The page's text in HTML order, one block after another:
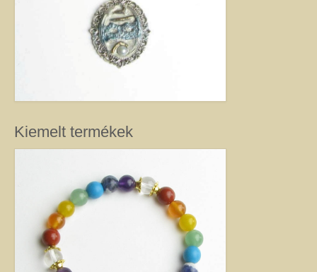
meg Önnek.) Ha szeretne valóban egyedi ékszert magának, akkor ebben a
kategóriában megtalálja azt, amely kiemeli egyénisége szépségét. Ha
ajándék ötletek miatt kereste fel ezt az oldalt, akkor jó helyen jár. Az egyedi,
kézimunkával készült alkotás mindig értéket képvisel. Remek ajándék
világában, mivel ezek is az egyéniség szépségét emelik ki. Nagy gonddal
válogattam ki azokat az ékszereket, amelyek megfelelnek ennek a magas
ajánlom, akik nem ragaszkodnak az ásványokhoz, féldrágakövekhez, illetve
kristályokhoz, de rajonganak az egyéni ötletekért, és valami különlegesre
vágynak. Kiváló ajándék lehet belőlük születésnapra, névnapra, karácsonyra.
Garantáltan örömöt szerezhet velük szeretteinek.
Egyedi ékszer
Kiemelt termékek